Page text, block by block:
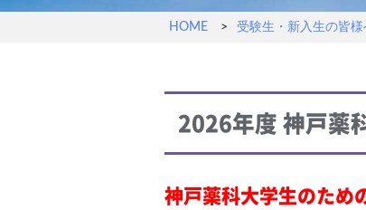
HOME 受験生・新入生の皆様
2026年度神戸薬
神戸薬科大学生のため